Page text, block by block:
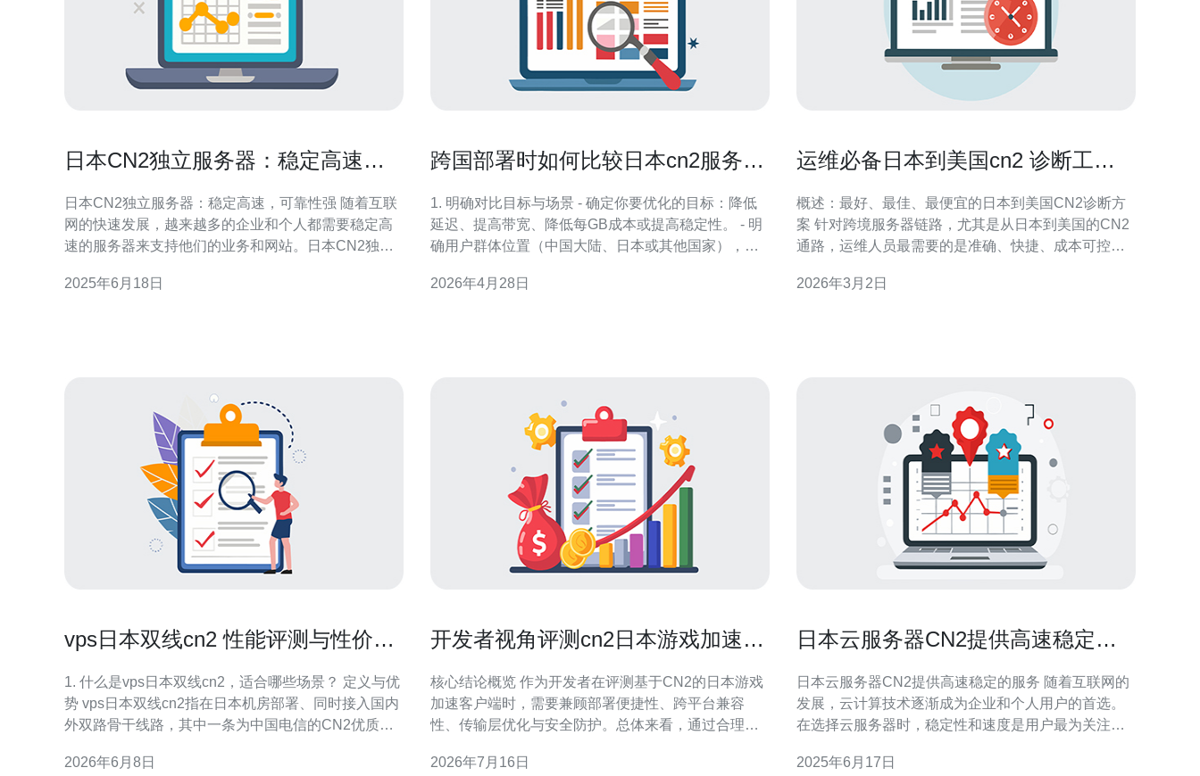
日本CN2独立服务器：稳定高速，
日本CN2独立服务器：稳定高速，可靠性强 随着互联
网的快速发展，越来越多的企业和个人都需要稳定高
速的服务器来支持他们的业务和网站。日本CN2独立
CN2独立服务器采用先进的硬件设备和网络架构，确
2025年6月18日
跨国部署时如何比较日本cn2服务器
1. 明确对比目标与场景 - 确定你要优化的目标：降低
延迟、提高带宽、降低每GB成本或提高稳定性。 - 明
确用户群体位置（中国大陆、日本或其他国家），因
对比对象：日本CN2商家（机房/带CN2线路的日本节
2026年4月28日
运维必备日本到美国cn2 诊断工具
概述：最好、最佳、最便宜的日本到美国CN2诊断方
案 针对跨境服务器链路，尤其是从日本到美国的CN2
通路，运维人员最需要的是准确、快捷、成本可控的
面监控（例如硬件探针+云端分析）；最佳的实践是用
2026年3月2日
vps日本双线cn2 性能评测与性价比
1. 什么是vps日本双线cn2，适合哪些场景？ 定义与优
势 vps日本双线cn2指在日本机房部署、同时接入国内
外双路骨干线路，其中一条为中国电信的CN2优质回
低延时的访问体验。 适合场景 适用于需要对接中国大
2026年6月8日
开发者视角评测cn2日本游戏加速客
核心结论概览 作为开发者在评测基于CN2的日本游戏
加速客户端时，需要兼顾部署便捷性、跨平台兼容
性、传输层优化与安全防护。总体来看，通过合理的
UDP/TCP策略与路由策略优化，可显著降低对日服的
2026年7月16日
日本云服务器CN2提供高速稳定的
日本云服务器CN2提供高速稳定的服务 随着互联网的
发展，云计算技术逐渐成为企业和个人用户的首选。
在选择云服务器时，稳定性和速度是用户最为关注的
务在业界备受推崇。 日本云服务器CN2采用了CN2
2025年6月17日